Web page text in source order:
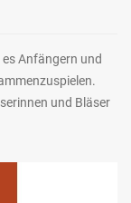
Anfängern und
und Bläser